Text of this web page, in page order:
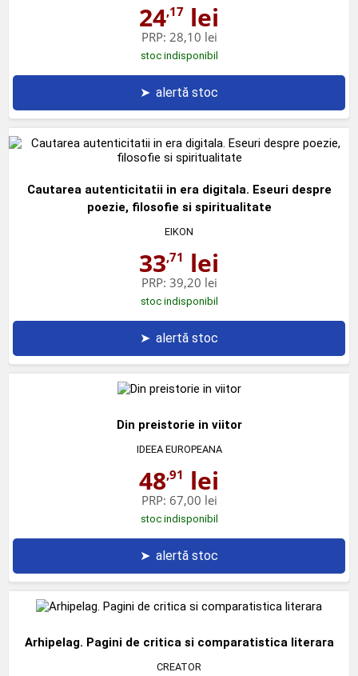
24,17 lei
PRP: 28,10 lei
stoc indisponibil
➤ alertă stoc
Cautarea autenticitatii in era digitala. Eseuri despre
poezie, filosofie si spiritualitate
EIKON
33,71 lei
PRP: 39,20 lei
stoc indisponibil
➤ alertă stoc
Din preistorie in viitor
IDEEA EUROPEANA
48,91 lei
PRP: 67,00 lei
stoc indisponibil
➤ alertă stoc
Arhipelag. Pagini de critica si comparatistica literara
CREATOR